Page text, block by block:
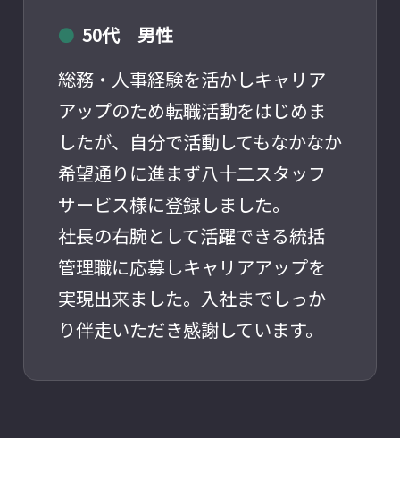
● 50代 男性
総務・人事経験を活かしキャリア
アップのため転職活動をはじめま
したが、自分で活動してもなかなか
希望通りに進まず八十二スタッフ
サービス様に登録しました。
社長の右腕として活躍できる統括
管理職に応募しキャリアアップを
実現出来ました。入社までしっか
り伴走いただき感謝しています。